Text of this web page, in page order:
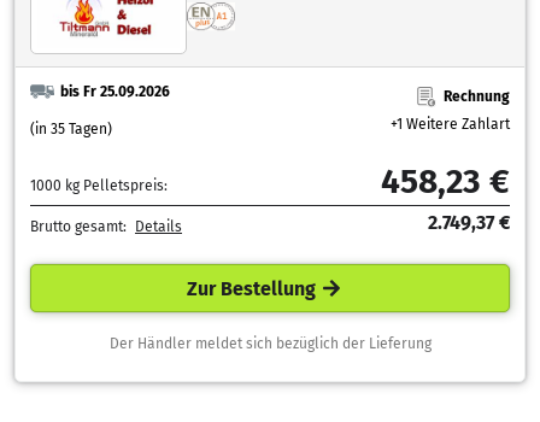
bis Fr 25.09.2026
(in 35 Tagen)
Rechnung
+1 Weitere Zahlart
1000 kg Pelletspreis: 458,23 €
Brutto gesamt: Details 2.749,37 €
Zur Bestellung
Der Händler meldet sich bezüglich der Lieferung